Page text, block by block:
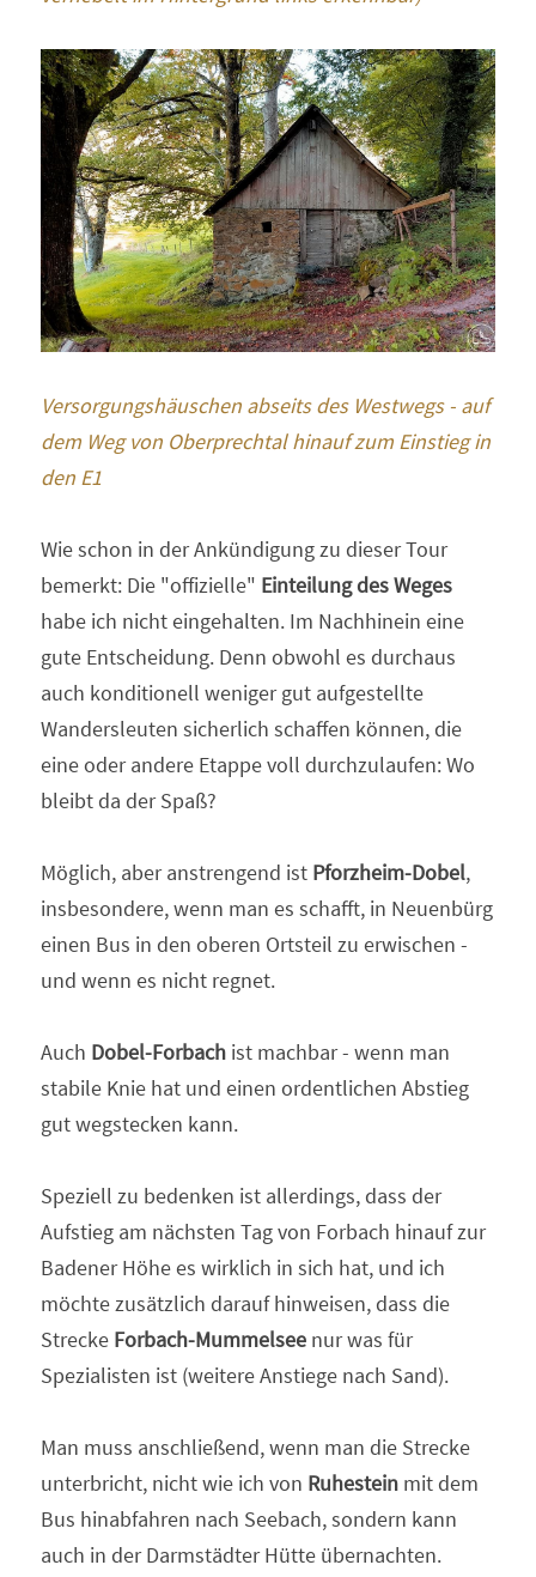
Versorgungshäuschen abseits des Westwegs - auf
dem Weg von Oberprechtal hinauf zum Einstieg in
den E1
Wie schon in der Ankündigung zu dieser Tour
bemerkt: Die "offizielle" Einteilung des Weges
habe ich nicht eingehalten. Im Nachhinein eine
gute Entscheidung. Denn obwohl es durchaus
auch konditionell weniger gut aufgestellte
Wandersleuten sicherlich schaffen können, die
eine oder andere Etappe voll durchzulaufen: Wo
bleibt da der Spaß?
Möglich, aber anstrengend ist Pforzheim-Dobel,
insbesondere, wenn man es schafft, in Neuenbürg
einen Bus in den oberen Ortsteil zu erwischen -
und wenn es nicht regnet.
Auch Dobel-Forbach ist machbar - wenn man
stabile Knie hat und einen ordentlichen Abstieg
gut wegstecken kann.
Speziell zu bedenken ist allerdings, dass der
Aufstieg am nächsten Tag von Forbach hinauf zur
Badener Höhe es wirklich in sich hat, und ich
möchte zusätzlich darauf hinweisen, dass die
Strecke Forbach-Mummelsee nur was für
Spezialisten ist (weitere Anstiege nach Sand).
Man muss anschließend, wenn man die Strecke
unterbricht, nicht wie ich von Ruhestein mit dem
Bus hinabfahren nach Seebach, sondern kann
auch in der Darmstädter Hütte übernachten.